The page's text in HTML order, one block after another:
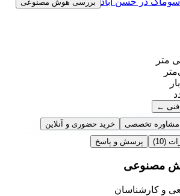
بررسی هوش مصنوعی
←
مشاوره تخصصی
خرید حضوری و آنلاین
(10) پرسش و پاسخ
مصنوعی
و کارشناسان